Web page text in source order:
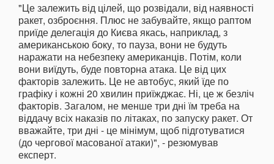
"Це залежить від цілей, що розвідали, від наявності
ракет, озброєння. Плюс не забувайте, якщо раптом
приїде делегація до Києва якась, наприклад, з
американською боку, то пауза, вони не будуть
наражати на небезпеку американців. Потім, коли
вони виїдуть, буде повторна атака. Це від цих
факторів залежить. Це не автобус, який їде по
графіку і кожні 20 хвилин приїжджає. Ні, це ж безліч
факторів. Загалом, не менше три дні їм треба на
віддачу всіх наказів по літаках, по запуску ракет. От
вважайте, три дні - це мінімум, щоб підготуватися
(до чергової масованої атаки)", - резюмував
експерт.